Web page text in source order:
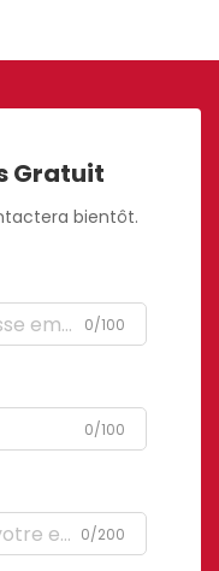
Gratuit
bientôt.
0/100
0/100
0/200